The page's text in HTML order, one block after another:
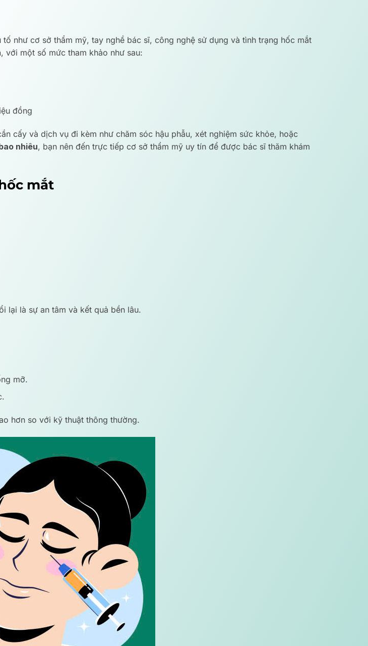
như cơ sở thẩm mỹ, tay nghề bác sĩ, công nghệ sử dụng và tình trạng hốc mắt
, với một số mức tham khảo như sau:
đồng
cấy và dịch vụ đi kèm như chăm sóc hậu phẫu, xét nghiệm sức khỏe, hoặc
nhiêu, bạn nên đến trực tiếp cơ sở thẩm mỹ uy tín để được bác sĩ thăm khám
mắt
lại là sự an tâm và kết quả bền lâu.
mỡ.
hơn so với kỹ thuật thông thường.